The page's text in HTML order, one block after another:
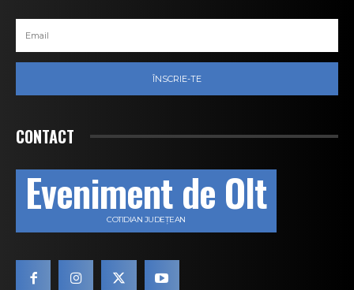
ÎNSCRIE-TE
CONTACT
Eveniment de Olt
COTIDIAN JUDEȚEAN